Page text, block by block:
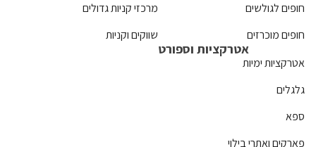
חופים לגולשים
חופים מוכרזים
מרכזי קניות גדולים
שווקים וקניות
אטרקציות וספורט
אטרקציות ימיות
גלגלים
ספא
פארקים ואתרי בילוי